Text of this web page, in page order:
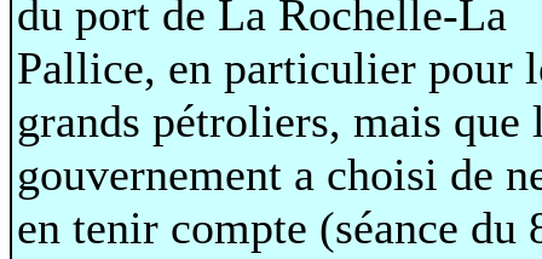
du port de La Rochelle-La
Pallice, en particulier pour
grands pétroliers, mais que
gouvernement a choisi de
en tenir compte (séance du